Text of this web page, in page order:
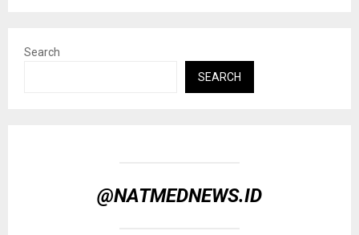
Search
SEARCH
@NATMEDNEWS.ID